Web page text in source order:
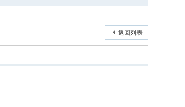
返回列表